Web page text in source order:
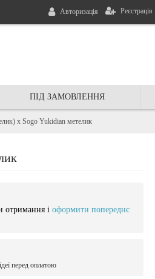
Авторизація Реєстрація
ПІД ЗАМОВЛЕННЯ
x Sogo Yukidian метелик
отримання і оформити попереднє
перед оплатою